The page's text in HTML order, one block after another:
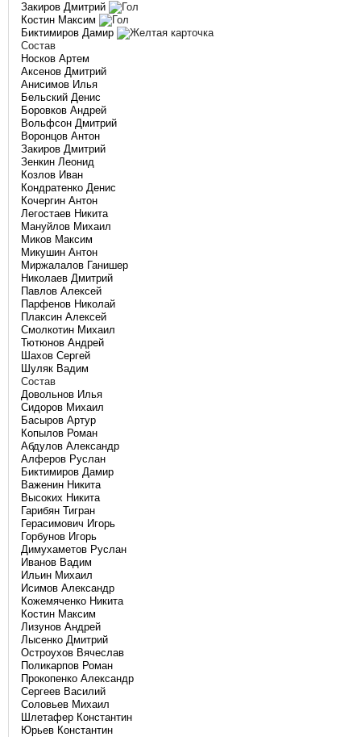
Закиров Дмитрий
Костин Максим
Биктимиров Дамир
Состав
Носков Артем
Аксенов Дмитрий
Анисимов Илья
Бельский Денис
Боровков Андрей
Вольфсон Дмитрий
Воронцов Антон
Закиров Дмитрий
Зенкин Леонид
Козлов Иван
Кондратенко Денис
Кочергин Антон
Легостаев Никита
Мануйлов Михаил
Миков Максим
Микушин Антон
Миржалалов Ганишер
Николаев Дмитрий
Павлов Алексей
Парфенов Николай
Плаксин Алексей
Смолкотин Михаил
Тютюнов Андрей
Шахов Сергей
Шуляк Вадим
Состав
Довольнов Илья
Сидоров Михаил
Басыров Артур
Копылов Роман
Абдулов Александр
Алферов Руслан
Биктимиров Дамир
Важенин Никита
Высоких Никита
Гарибян Тигран
Герасимович Игорь
Горбунов Игорь
Димухаметов Руслан
Иванов Вадим
Ильин Михаил
Исимов Александр
Кожемяченко Никита
Костин Максим
Лизунов Андрей
Лысенко Дмитрий
Остроухов Вячеслав
Поликарпов Роман
Прокопенко Александр
Сергеев Василий
Соловьев Михаил
Шлетафер Константин
Юрьев Константин